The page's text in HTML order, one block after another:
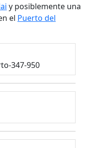
y posiblemente una
el Puerto del
347-950